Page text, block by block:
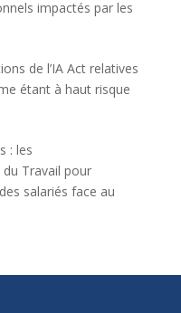
impactés par les
de l’IA Act relatives
étant à haut risque
: les
Travail pour
salariés face au